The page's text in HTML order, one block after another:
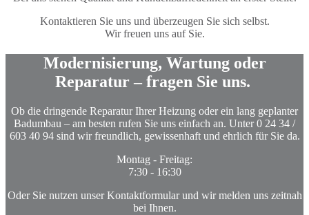
Kontaktieren Sie uns und überzeugen Sie sich selbst.
Wir freuen uns auf Sie.
Modernisierung, Wartung oder
Reparatur – fragen Sie uns.
Ob die dringende Reparatur Ihrer Heizung oder ein lang geplanter
Badumbau – am besten rufen Sie uns einfach an. Unter 0 24 34 /
603 40 94 sind wir freundlich, gewissenhaft und ehrlich für Sie da.
Montag - Freitag:
7:30 - 16:30
Oder Sie nutzen unser Kontaktformular und wir melden uns zeitnah
bei Ihnen.